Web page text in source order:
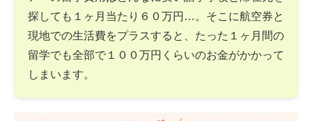
探しても１ヶ月当たり６０万円…。そこに航空券と
現地での生活費をプラスすると、たった１ヶ月間の
留学でも全部で１００万円くらいのお金がかかって
しまいます。